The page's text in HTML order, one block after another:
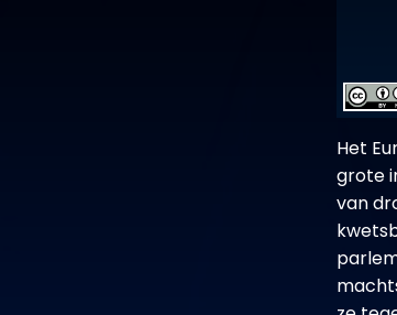
Het
grote
van